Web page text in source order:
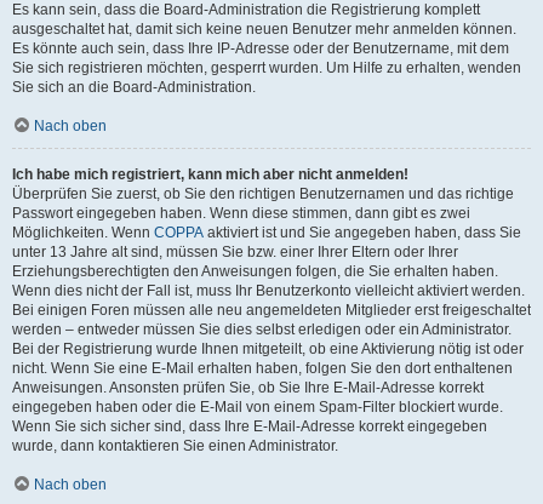
Es kann sein, dass die Board-Administration die Registrierung komplett
ausgeschaltet hat, damit sich keine neuen Benutzer mehr anmelden können.
Es könnte auch sein, dass Ihre IP-Adresse oder der Benutzername, mit dem
Sie sich registrieren möchten, gesperrt wurden. Um Hilfe zu erhalten, wenden
Sie sich an die Board-Administration.
Nach oben
Ich habe mich registriert, kann mich aber nicht anmelden!
Überprüfen Sie zuerst, ob Sie den richtigen Benutzernamen und das richtige
Passwort eingegeben haben. Wenn diese stimmen, dann gibt es zwei
Möglichkeiten. Wenn COPPA aktiviert ist und Sie angegeben haben, dass Sie
unter 13 Jahre alt sind, müssen Sie bzw. einer Ihrer Eltern oder Ihrer
Erziehungsberechtigten den Anweisungen folgen, die Sie erhalten haben.
Wenn dies nicht der Fall ist, muss Ihr Benutzerkonto vielleicht aktiviert werden.
Bei einigen Foren müssen alle neu angemeldeten Mitglieder erst freigeschaltet
werden – entweder müssen Sie dies selbst erledigen oder ein Administrator.
Bei der Registrierung wurde Ihnen mitgeteilt, ob eine Aktivierung nötig ist oder
nicht. Wenn Sie eine E-Mail erhalten haben, folgen Sie den dort enthaltenen
Anweisungen. Ansonsten prüfen Sie, ob Sie Ihre E-Mail-Adresse korrekt
eingegeben haben oder die E-Mail von einem Spam-Filter blockiert wurde.
Wenn Sie sich sicher sind, dass Ihre E-Mail-Adresse korrekt eingegeben
wurde, dann kontaktieren Sie einen Administrator.
Nach oben